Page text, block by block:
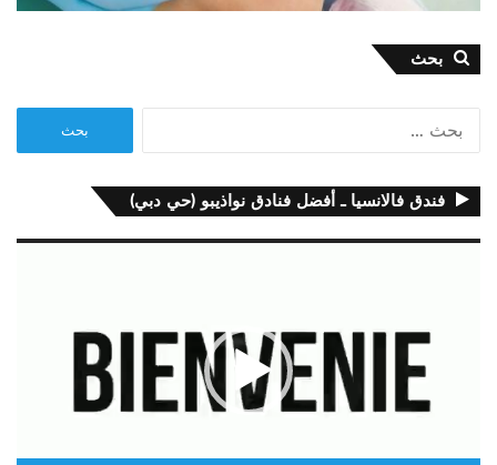
بحث
فندق فالانسيا ـ أفضل فنادق نواذيبو (حي دبي)